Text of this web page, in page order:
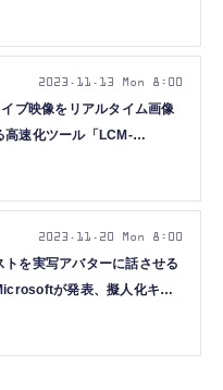
ブ映像をリアルタイム画像
高速化ツール「LCM-
生成AIウィークリー）
2023.11.13 Mon 8:00
トを実写アバターに話させる
が発表、擬人化キャ
2023.11.20 Mon 8:00